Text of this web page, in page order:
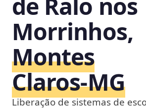
Morrinhos,
Montes
Claros‑MG
Liberação de sistemas de